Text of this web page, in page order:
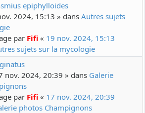
epiphylloides
2024, 15:13 » dans Autres sujets
par Fifi « 19 nov. 2024, 15:13
sujets sur la mycologie
nov. 2024, 20:39 » dans Galerie
par Fifi « 17 nov. 2024, 20:39
photos Champignons